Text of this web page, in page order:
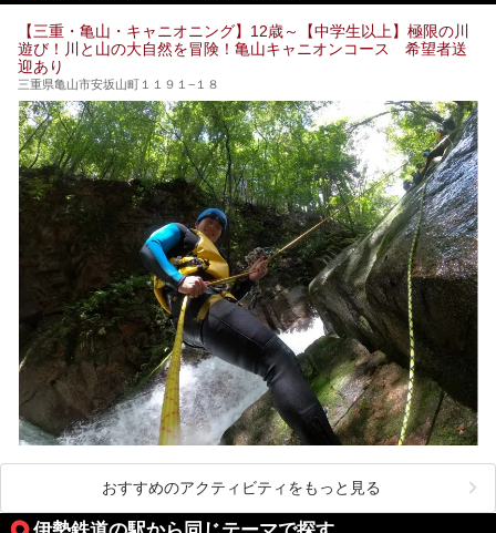
【三重・亀山・キャニオニング】12歳～【中学生以上】極限の川
遊び！川と山の大自然を冒険！亀山キャニオンコース 希望者送
迎あり
三重県亀山市安坂山町１１９１−１８
おすすめのアクティビティをもっと見る